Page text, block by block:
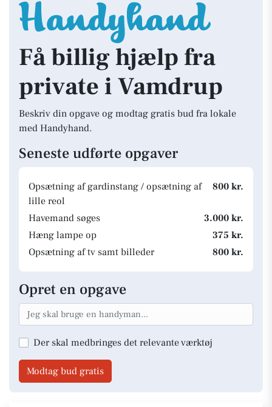
Få billig hjælp fra
private i Vamdrup
Beskriv din opgave og modtag gratis bud fra lokale
med Handyhand.
Seneste udførte opgaver
Opsætning af gardinstang / opsætning af
lille reol
800 kr.
Havemand søges
3.000 kr.
Hæng lampe op
375 kr.
Opsætning af tv samt billeder
800 kr.
Opret en opgave
Der skal medbringes det relevante værktøj
Modtag bud gratis